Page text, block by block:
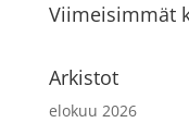
Viimeisimmät
Arkistot
elokuu 2026